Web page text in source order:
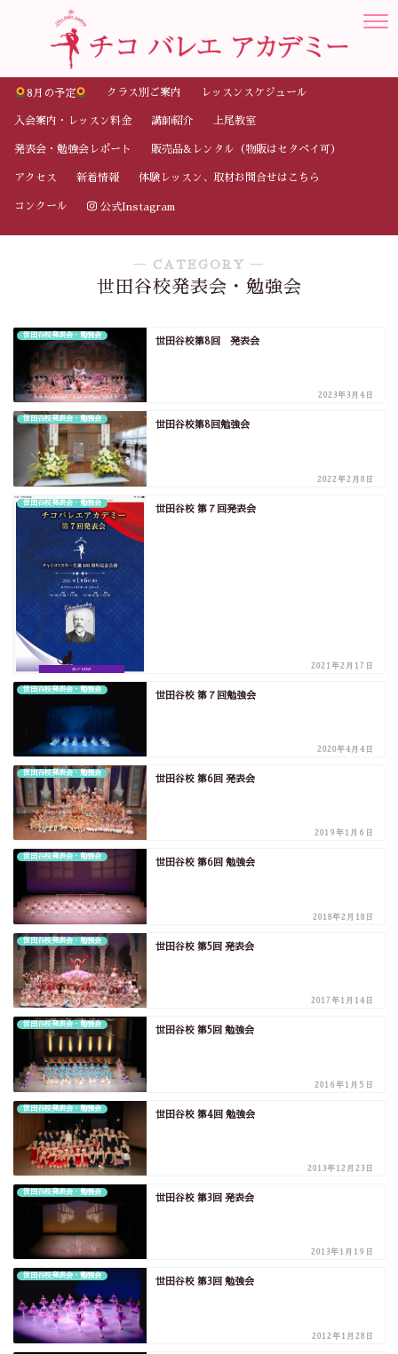
8月の予定 クラス別ご案内 レッスンスケジュール
入会案内・レッスン料金 講師紹介 上尾教室
発表会・勉強会レポート 販売品&レンタル（物販はセタペイ可）
アクセス 新着情報 体験レッスン、取材お問合せはこちら
コンクール 公式Instagram
― CATEGORY ―
世田谷校発表会・勉強会
世田谷校発表会・勉強会
世田谷校第8回 発表会
2023年3月4日
世田谷校発表会・勉強会
世田谷校第8回勉強会
2022年2月8日
世田谷校発表会・勉強会
世田谷校 第７回発表会
2021年2月17日
世田谷校発表会・勉強会
世田谷校 第７回勉強会
2020年4月4日
世田谷校発表会・勉強会
世田谷校 第6回 発表会
2019年1月6日
世田谷校発表会・勉強会
世田谷校 第6回 勉強会
2018年2月18日
世田谷校発表会・勉強会
世田谷校 第5回 発表会
2017年1月14日
世田谷校発表会・勉強会
世田谷校 第5回 勉強会
2016年1月5日
世田谷校発表会・勉強会
世田谷校 第4回 勉強会
2013年12月23日
世田谷校発表会・勉強会
世田谷校 第3回 発表会
2013年1月19日
世田谷校発表会・勉強会
世田谷校 第3回 勉強会
2012年1月28日